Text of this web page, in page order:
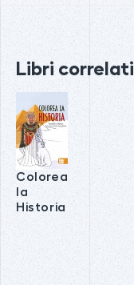
Libri correlati
Colorea
la
Historia